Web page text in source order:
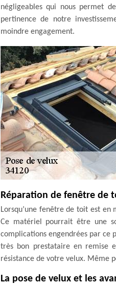
négligeables qui nous permet
pertinence de notre
moindre engagement.
Réparation de fenêtre de
Lorsqu’une fenêtre de toit est
Ce matériel pourrait être une
complications engendrées par ce
très bon prestataire en remise
résistance de votre velux. Même
La pose de velux et les